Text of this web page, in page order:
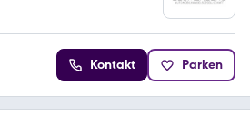
Kontakt Parken